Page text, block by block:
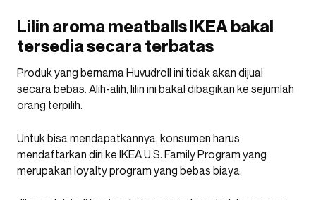
Lilin aroma meatballs IKEA bakal
tersedia secara terbatas
Produk yang bernama Huvudroll ini tidak akan dijual
secara bebas. Alih-alih, lilin ini bakal dibagikan ke sejumlah
orang terpilih.
Untuk bisa mendapatkannya, konsumen harus
mendaftarkan diri ke IKEA U.S. Family Program yang
merupakan loyalty program yang bebas biaya.